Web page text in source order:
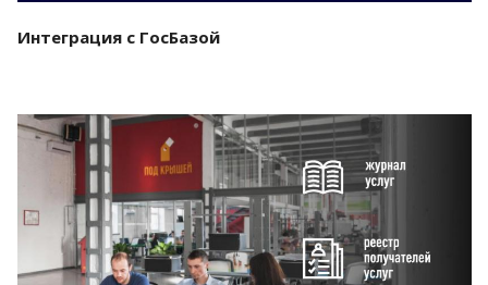
Интеграция с ГосБазой